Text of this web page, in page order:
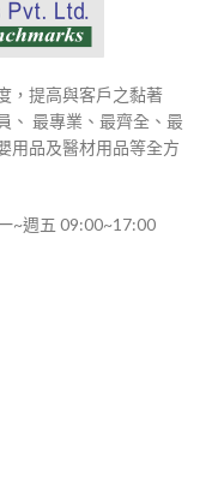
，提高與客戶之黏著
、 最專業、最齊全、最
用品及醫材用品等全方
~週五 09:00~17:00